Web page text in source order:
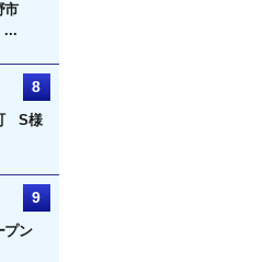
市
S様
プン